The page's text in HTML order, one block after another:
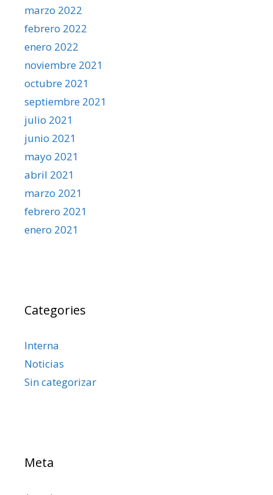
marzo 2022
febrero 2022
enero 2022
noviembre 2021
octubre 2021
septiembre 2021
julio 2021
junio 2021
mayo 2021
abril 2021
marzo 2021
febrero 2021
enero 2021
Categories
Interna
Noticias
Sin categorizar
Meta